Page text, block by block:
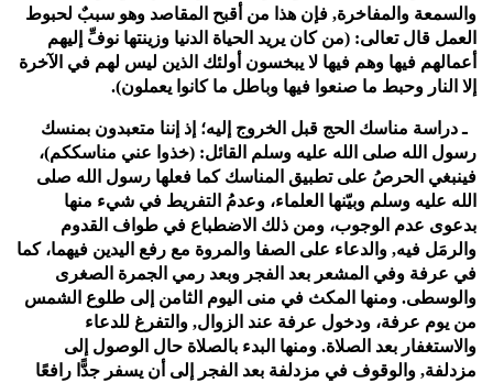
والسمعة والمفاخرة, فإن هذا من أقبح المقاصد وهو سببٌ لحبوط
العمل قال تعالى: (من كان يريد الحياة الدنيا وزينتها نوفِّ إليهم
أعمالهم فيها وهم فيها لا يبخسون أولئك الذين ليس لهم في الآخرة
إلا النار وحبط ما صنعوا فيها وباطل ما كانوا يعملون).
2ـ دراسة مناسك الحج قبل الخروج إليه؛ إذ إننا متعبدون بمنسك
رسول الله صلى الله عليه وسلم القائل: (خذوا عني مناسككم)،
فينبغي الحرصُ على تطبيق المناسك كما فعلها رسول الله صلى
الله عليه وسلم وبيّنها العلماء، وعدمُ التفريط في شيء منها
بدعوى عدم الوجوب، ومن ذلك الاضطباع في طواف القدوم
والرمَل فيه, والدعاء على الصفا والمروة مع رفع اليدين فيهما، كما
في عرفة وفي المشعر بعد الفجر وبعد رمي الجمرة الصغرى
والوسطى. ومنها المكث في منى اليوم الثامن إلى طلوع الشمس
من يوم عرفة، ودخول عرفة عند الزوال, والتفرغ للدعاء
والاستغفار بعد الصلاة. ومنها البدء بالصلاة حال الوصول إلى
مزدلفة, والوقوف في مزدلفة بعد الفجر إلى أن يسفر جدًّا رافعًا